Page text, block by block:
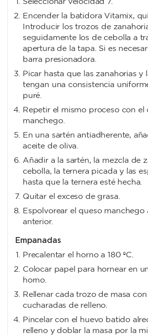
Seleccionar velocidad 7.
Encender la batidora Vitamix,
Introducir los trozos de
seguidamente los de cebolla a
apertura de la tapa. Si es
barra presionadora.
Picar hasta que las zanahorias y
tengan una consistencia
puré.
Repetir el mismo proceso con el
manchego.
En una sartén antiadherente,
aceite de oliva.
Añadir a la sartén, la mezcla de
cebolla, la ternera picada y las
hasta que la ternera esté hecha.
Quitar el exceso de grasa.
Espolvorear el queso manchego
anterior.
Empanadas
Precalentar el horno a 180 ºC.
Colocar papel para hornear en
horno.
Rellenar cada trozo de masa
cucharadas de relleno.
Pincelar con el huevo batido
relleno y doblar la masa por la